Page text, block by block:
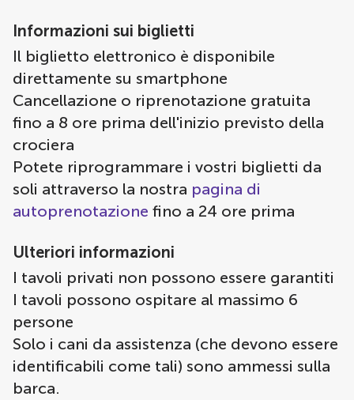
Informazioni sui biglietti
Il biglietto elettronico è disponibile
direttamente su smartphone
Cancellazione o riprenotazione gratuita
fino a 8 ore prima dell'inizio previsto della
crociera
Potete riprogrammare i vostri biglietti da
soli attraverso la nostra pagina di
autoprenotazione fino a 24 ore prima
Ulteriori informazioni
I tavoli privati non possono essere garantiti
I tavoli possono ospitare al massimo 6
persone
Solo i cani da assistenza (che devono essere
identificabili come tali) sono ammessi sulla
barca.